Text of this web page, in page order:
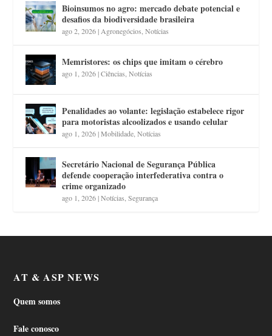
Bioinsumos no agro: mercado debate potencial e
desafios da biodiversidade brasileira
ago 2, 2026| Agronegócios ,Notícias
Memristores: os chips que imitam o cérebro
ago 1, 2026|Ciências ,Notícias
Penalidades ao volante: legislação estabelece rigor
para motoristas alcoolizados e usando celular
ago 1, 2026|Mobilidade ,Notícias
Secretário Nacional de Segurança Pública
defende cooperação interfederativa contra o
crime organizado
ago 1, 2026|Notícias ,Segurança
AT & ASP NEWS
Quem somos
Fale conosco